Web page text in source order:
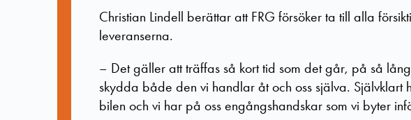
Christian Lindell berättar att FRG försöker ta till alla
leveranserna.
– Det gäller att träffas så kort tid som det går, på så
skydda både den vi handlar åt och oss själva. Självklart
bilen och vi har på oss engångshandskar som vi byter